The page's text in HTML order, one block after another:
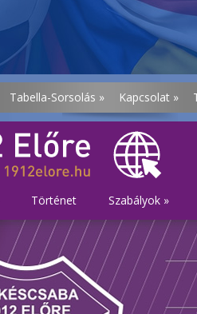
Tabella-Sorsolás » Kapcsolat »
Történet Szabályok »